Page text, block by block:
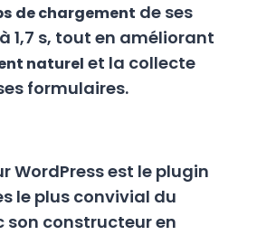
de chargement de ses
1,7 s, tout en améliorant
naturel et la collecte
formulaires.
WordPress est le plugin
le plus convivial du
son constructeur en